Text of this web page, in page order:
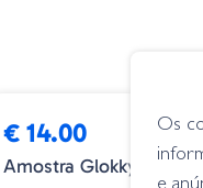
€ 14.00
Amostra Glokky 027
Os